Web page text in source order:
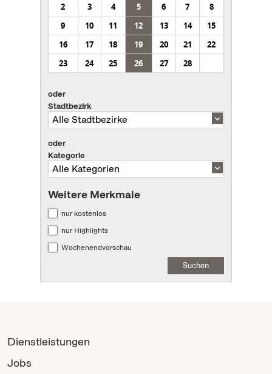
2
3 4 5 6 7
8
9
10 11 12 13 14
15
16
17 18 19 20 21
22
23
24 25 26 27 28
oder
Stadtbezirk
oder
Kategorie
Weitere Merkmale
nur kostenlos
nur Highlights
Wochenendvorschau
Suchen
Dienstleistungen
Jobs